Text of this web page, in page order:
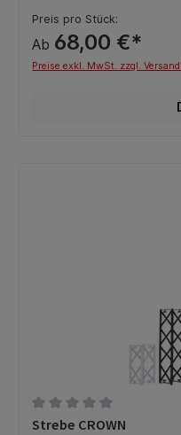
Preis pro Stück:
Ab 68,00 €*
Preise exkl. MwSt. zzgl.
Durchschnittliche
Strebe CROWN